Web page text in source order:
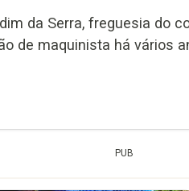
da Serra, freguesia do
de maquinista há vários
PUB